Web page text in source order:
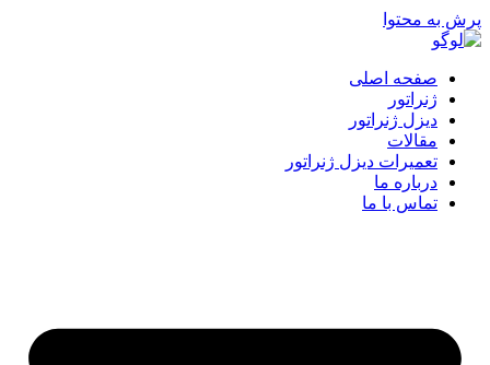
پرش به محتوا
صفحه اصلی
ژنراتور
دیزل ژنراتور
مقالات
تعمیرات دیزل ژنراتور
درباره ما
تماس با ما